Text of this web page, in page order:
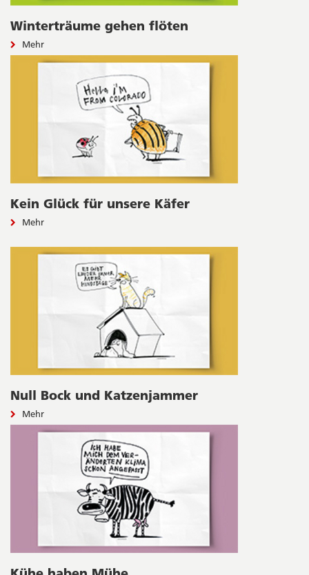
Winterträume gehen flöten
Mehr
Kein Glück für unsere Käfer
Mehr
Null Bock und Katzenjammer
Mehr